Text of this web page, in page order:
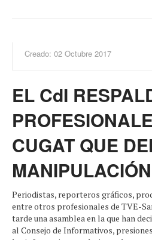
Creado: 02 Octubre 2017
EL CdI
CUGAT QUE
MANIPULACIÓN
Periodistas, reporteros gráficos,
entre otros profesionales de TVE-
tarde una asamblea en la que han
al Consejo de Informativos,